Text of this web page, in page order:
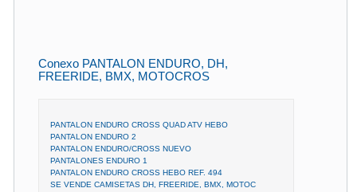
Conexo PANTALON ENDURO, DH,
FREERIDE, BMX, MOTOCROS
PANTALON ENDURO CROSS QUAD ATV HEBO
PANTALON ENDURO 2
PANTALON ENDURO/CROSS NUEVO
PANTALONES ENDURO 1
PANTALON ENDURO CROSS HEBO REF. 494
SE VENDE CAMISETAS DH, FREERIDE, BMX, MOTOC